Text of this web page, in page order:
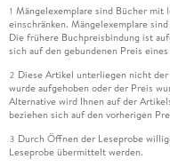
1 Mängelexemplare sind Bücher mit
einschränken. Mängelexemplare
Die frühere Buchpreisbindung ist
sich auf den gebundenen Preis
2 Diese Artikel unterliegen nicht
wurde aufgehoben oder der Preis
Alternative wird Ihnen auf der
beziehen sich auf den vorherigen
3 Durch Öffnen der Leseprobe
Leseprobe übermittelt werden.